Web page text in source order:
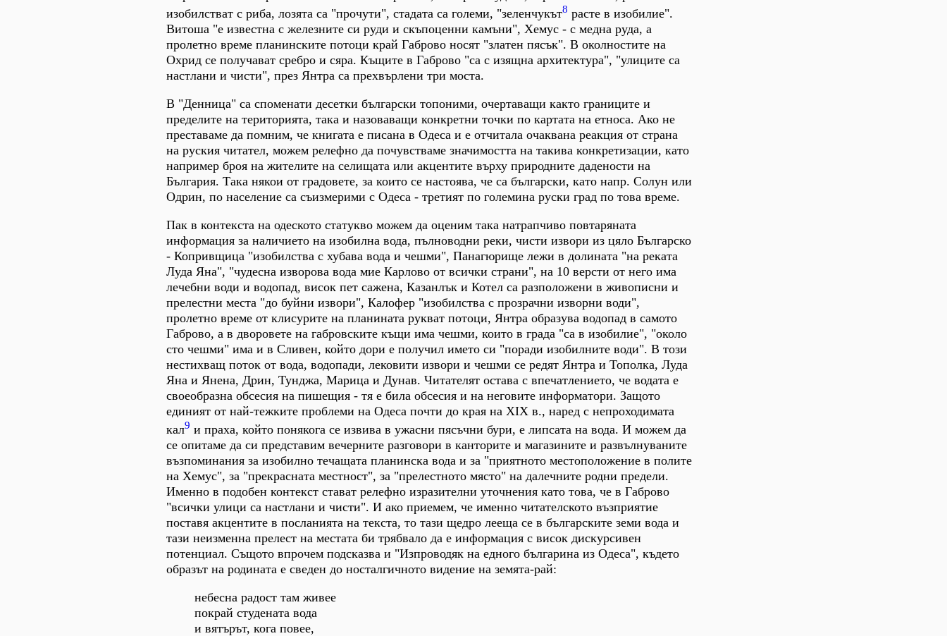
изобилстват с риба, лозята са "прочути", стадата са големи, "зеленчукът8 расте в изобилие".
Витоша "е известна с железните си руди и скъпоценни камъни", Хемус - с медна руда, а
пролетно време планинските потоци край Габрово носят "златен пясък". В околностите на
Охрид се получават сребро и сяра. Къщите в Габрово "са с изящна архитектура", "улиците са
настлани и чисти", през Янтра са прехвърлени три моста.
В "Денница" са споменати десетки български топоними, очертаващи както границите и
пределите на територията, така и назоваващи конкретни точки по картата на етноса. Ако не
преставаме да помним, че книгата е писана в Одеса и е отчитала очаквана реакция от страна
на руския читател, можем релефно да почувстваме значимостта на такива конкретизации, като
например броя на жителите на селищата или акцентите върху природните дадености на
България. Така някои от градовете, за които се настоява, че са български, като напр. Солун или
Одрин, по население са съизмерими с Одеса - третият по големина руски град по това време.
Пак в контекста на одеското статукво можем да оценим така натрапчиво повтаряната
информация за наличието на изобилна вода, пълноводни реки, чисти извори из цяло Българско
- Копривщица "изобилства с хубава вода и чешми", Панагюрище лежи в долината "на реката
Луда Яна", "чудесна изворова вода мие Карлово от всички страни", на 10 версти от него има
лечебни води и водопад, висок пет сажена, Казанлък и Котел са разположени в живописни и
прелестни места "до буйни извори", Калофер "изобилства с прозрачни изворни води",
пролетно време от клисурите на планината рукват потоци, Янтра образува водопад в самото
Габрово, а в дворовете на габровските къщи има чешми, които в града "са в изобилие", "около
сто чешми" има и в Сливен, който дори е получил името си "поради изобилните води". В този
нестихващ поток от вода, водопади, лековити извори и чешми се редят Янтра и Тополка, Луда
Яна и Янена, Дрин, Тунджа, Марица и Дунав. Читателят остава с впечатлението, че водата е
своеобразна обсесия на пишещия - тя е била обсесия и на неговите информатори. Защото
единият от най-тежките проблеми на Одеса почти до края на ХІХ в., наред с непроходимата
кал9 и праха, който понякога се извива в ужасни пясъчни бури, е липсата на вода. И можем да
се опитаме да си представим вечерните разговори в канторите и магазините и развълнуваните
възпоминания за изобилно течащата планинска вода и за "приятното местоположение в полите
на Хемус", за "прекрасната местност", за "прелестното място" на далечните родни предели.
Именно в подобен контекст стават релефно изразителни уточнения като това, че в Габрово
"всички улици са настлани и чисти". И ако приемем, че именно читателското възприятие
поставя акцентите в посланията на текста, то тази щедро лееща се в българските земи вода и
тази неизменна прелест на местата би трябвало да е информация с висок дискурсивен
потенциал. Същото впрочем подсказва и "Изпроводяк на едного българина из Одеса", където
образът на родината е сведен до носталгичното видение на земята-рай:
небесна радост там живее
покрай студената вода
и вятърът, кога повее,